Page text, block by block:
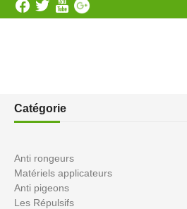
Catégorie
Anti rongeurs
Matériels applicateurs
Anti pigeons
Les Répulsifs